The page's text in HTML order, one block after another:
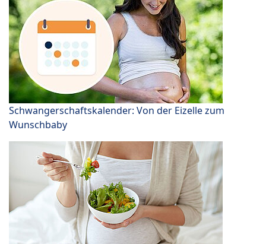
Schwangerschaftskalender: Von der Eizelle zum
Wunschbaby